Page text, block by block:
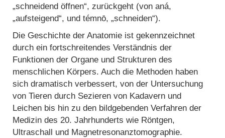
„schneidend öffnen“, zurückgeht (von aná,
„aufsteigend“, und témnō, „schneiden“).
Die Geschichte der Anatomie ist gekennzeichnet
durch ein fortschreitendes Verständnis der
Funktionen der Organe und Strukturen des
menschlichen Körpers. Auch die Methoden haben
sich dramatisch verbessert, von der Untersuchung
von Tieren durch Sezieren von Kadavern und
Leichen bis hin zu den bildgebenden Verfahren der
Medizin des 20. Jahrhunderts wie Röntgen,
Ultraschall und Magnetresonanztomographie.